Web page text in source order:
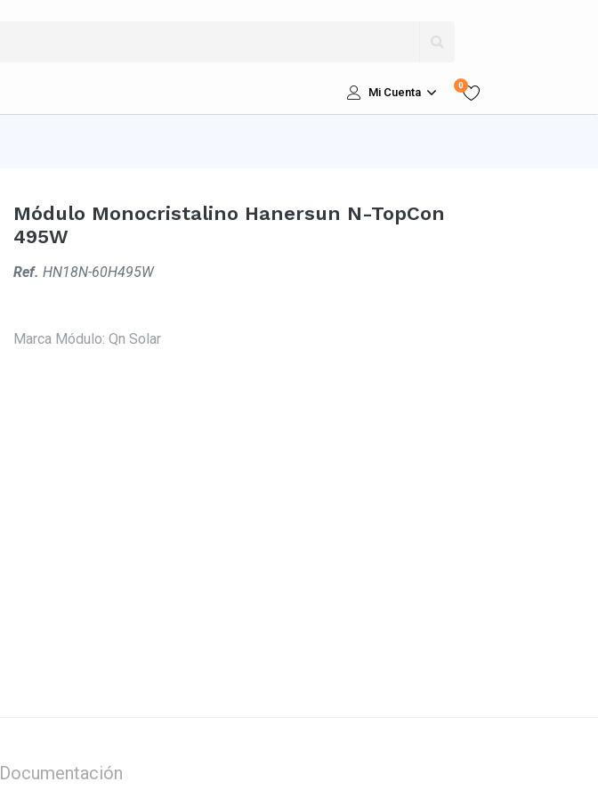
Mi Cuenta
0
Módulo Monocristalino Hanersun N-TopCon
495W
Ref. HN18N-60H495W
Marca Módulo: Qn Solar
Documentación